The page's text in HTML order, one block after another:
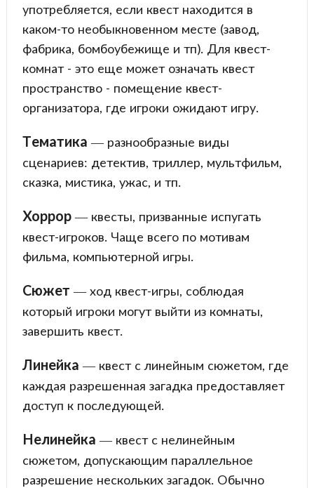
употребляется, если квест находится в
каком-то необыкновенном месте (завод,
фабрика, бомбоубежище и тп). Для квест-
комнат - это еще может означать квест
пространство - помещение квест-
организатора, где игроки ожидают игру.
Тематика — разнообразные виды
сценариев: детектив, триллер, мультфильм,
сказка, мистика, ужас, и тп.
Хоррор— квесты, призванные испугать
квест-игроков. Чаще всего по мотивам
фильма, компьютерной игры.
Сюжет — ход квест-игры, соблюдая
который игроки могут выйти из комнаты,
завершить квест.
Линейка — квест с линейным сюжетом, где
каждая разрешенная загадка предоставляет
доступ к последующей.
Нелинейка — квест с нелинейным
сюжетом, допускающим параллельное
разрешение нескольких загадок. Обычно